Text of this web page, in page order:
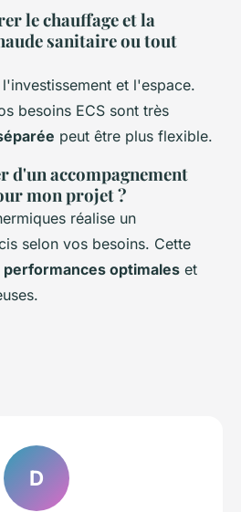
le chauffage et la
sanitaire ou tout
et l'espace.
besoins ECS sont très
peut être plus flexible.
d'un accompagnement
mon projet ?
réalise un
selon vos besoins. Cette
performances optimales et
D